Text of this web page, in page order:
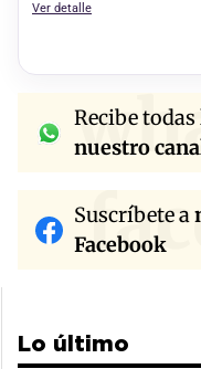
Ver detalle
Recibe
nuestro
Suscríbete a
Facebook
Lo último